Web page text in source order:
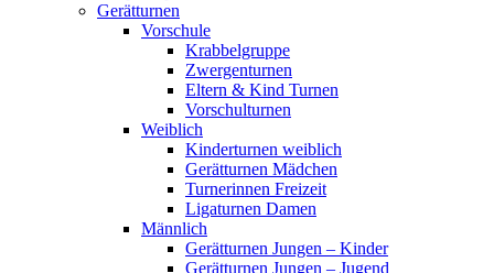
Gerätturnen
Vorschule
Krabbelgruppe
Zwergenturnen
Eltern & Kind Turnen
Vorschulturnen
Weiblich
Kinderturnen weiblich
Gerätturnen Mädchen
Turnerinnen Freizeit
Ligaturnen Damen
Männlich
Gerätturnen Jungen – Kinder
Gerätturnen Jungen – Jugend